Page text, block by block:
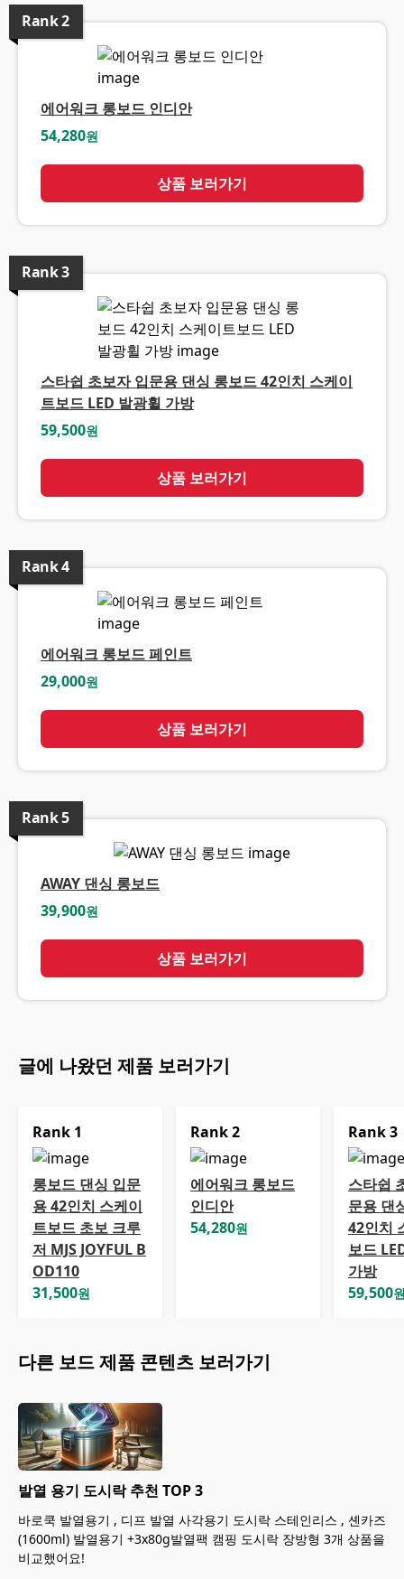
Rank2
에어워크 롱보드 인디안
54,280원
상품 보러가기
Rank3
스타쉽 초보자 입문용 댄싱 롱보드 42인치 스케이
트보드 LED 발광휠 가방
59,500원
상품 보러가기
Rank4
에어워크 롱보드 페인트
29,000원
상품 보러가기
Rank5
AWAY 댄싱 롱보드
39,900원
상품 보러가기
글에 나왔던 제품 보러가기
Rank 1
롱보드 댄싱 입문
용 42인치 스케이
트보드 초보 크루
저 MJS JOYFUL B
OD110
31,500원
Rank2
에어워크 롱보드
인디안
54,280원
Rank3
스타쉽
문용 댄
42인치
보드
가방
59,500
다른 보드제품 콘텐츠 보러가기
발열 용기 도시락 추천 TOP 3
바로쿡 발열용기 , 디프 발열 사각용기 도시락 스테인리스 , 셴카즈
(1600ml) 발열용기 +3x80g발열팩 캠핑 도시락 장방형 3개 상품을
비교했어요!